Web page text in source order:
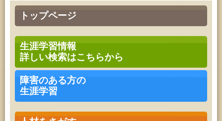
トップページ
生涯学習情報
詳しい検索はこちらから
障害のある方の
生涯学習